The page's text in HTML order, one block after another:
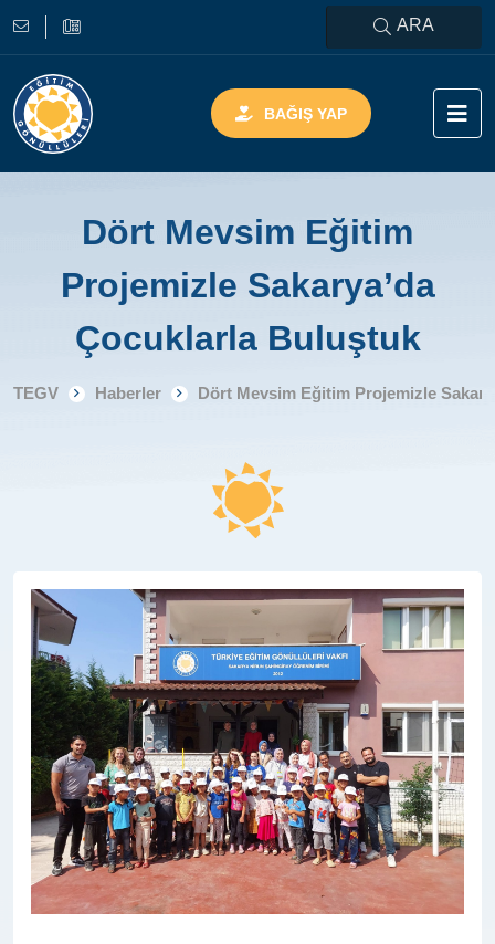
ARA
BAĞIŞ YAP
Dört Mevsim Eğitim
Projemizle Sakarya’da
Çocuklarla Buluştuk
TEGV Haberler Dört Mevsim Eğitim Projemizle